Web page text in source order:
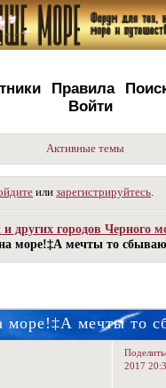
Правила
Войти
Активные темы
илизарегистрируйтесь
других городов Черного
море!‡А мечты то
мечты то
2017